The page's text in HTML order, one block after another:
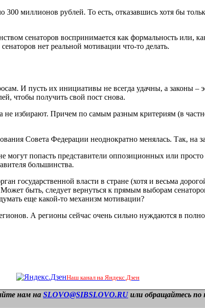
300 миллионов рублей. То есть, отказавшись хотя бы
сенаторов воспринимается как формальность или,
нет реальной мотивации что-то делать.
И пусть их инициативы не всегда удачны, а законы
чтобы получить свой пост снова.
не избирают. Причем по самым разным критериям (в
Совета Федерации неоднократно менялась. Так, на
попасть представители оппозиционных или
большинства.
государственной власти в стране (хотя и весьма
быть, следует вернуться к прямым выборам
еще какой-то механизм мотивации?
А регионы сейчас очень сильно нуждаются в
Наш канал на Яндекс.Дзен
нам на SLOVO@SIBSLOVO.RU или обращайтесь по